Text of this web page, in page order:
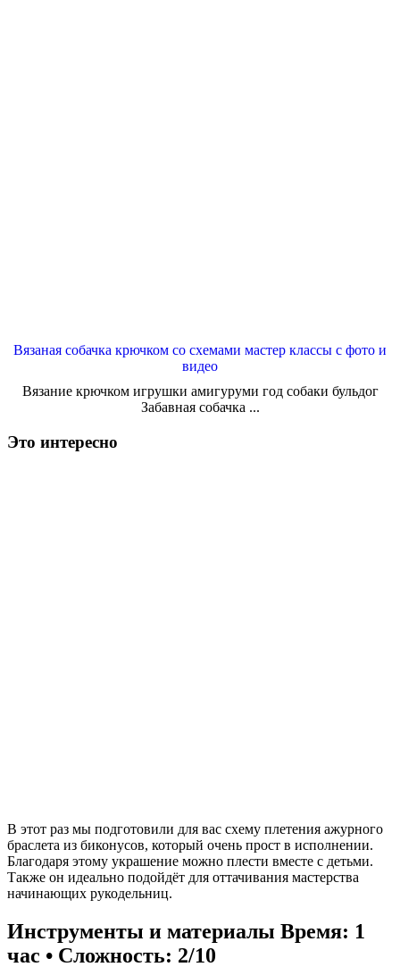
Вязаная собачка крючком со схемами мастер классы с фото и
видео
Вязание крючком игрушки амигуруми год собаки бульдог
Забавная собачка ...
Это интересно
В этот раз мы подготовили для вас схему плетения ажурного
браслета из биконусов, который очень прост в исполнении.
Благодаря этому украшение можно плести вместе с детьми.
Также он идеально подойдёт для оттачивания мастерства
начинающих рукодельниц.
Инструменты и материалы Время: 1
час • Сложность: 2/10